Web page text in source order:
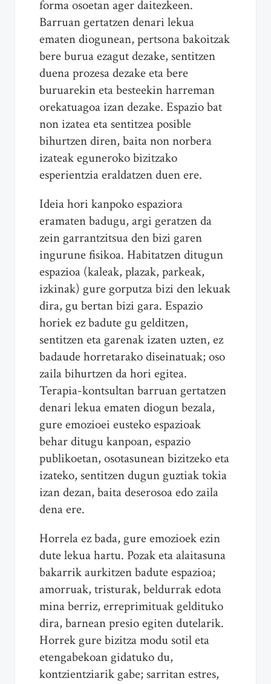
forma osoetan ager daitezkeen.
Barruan gertatzen denari lekua
ematen diogunean, pertsona bakoitzak
bere burua ezagut dezake, sentitzen
duena prozesa dezake eta bere
buruarekin eta besteekin harreman
orekatuagoa izan dezake. Espazio bat
non izatea eta sentitzea posible
bihurtzen diren, baita non norbera
izateak eguneroko bizitzako
esperientzia eraldatzen duen ere.
Ideia hori kanpoko espaziora
eramaten badugu, argi geratzen da
zein garrantzitsua den bizi garen
ingurune fisikoa. Habitatzen ditugun
espazioa (kaleak, plazak, parkeak,
izkinak) gure gorputza bizi den lekuak
dira, gu bertan bizi gara. Espazio
horiek ez badute gu gelditzen,
sentitzen eta garenak izaten uzten, ez
badaude horretarako diseinatuak; oso
zaila bihurtzen da hori egitea.
Terapia-kontsultan barruan gertatzen
denari lekua ematen diogun bezala,
gure emozioei eusteko espazioak
behar ditugu kanpoan, espazio
publikoetan, osotasunean bizitzeko eta
izateko, sentitzen dugun guztiak tokia
izan dezan, baita deserosoa edo zaila
dena ere.
Horrela ez bada, gure emozioek ezin
dute lekua hartu. Pozak eta alaitasuna
bakarrik aurkitzen badute espazioa;
amorruak, tristurak, beldurrak edota
mina berriz, erreprimituak geldituko
dira, barnean presio egiten dutelarik.
Horrek gure bizitza modu sotil eta
etengabekoan gidatuko du,
kontzientziarik gabe; sarritan estres,